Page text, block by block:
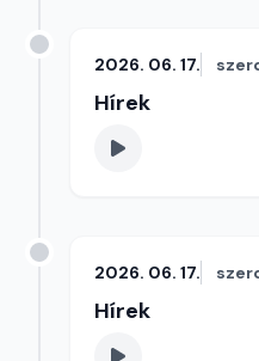
2026. 06. 17.
Hírek
2026. 06. 17.
Hírek